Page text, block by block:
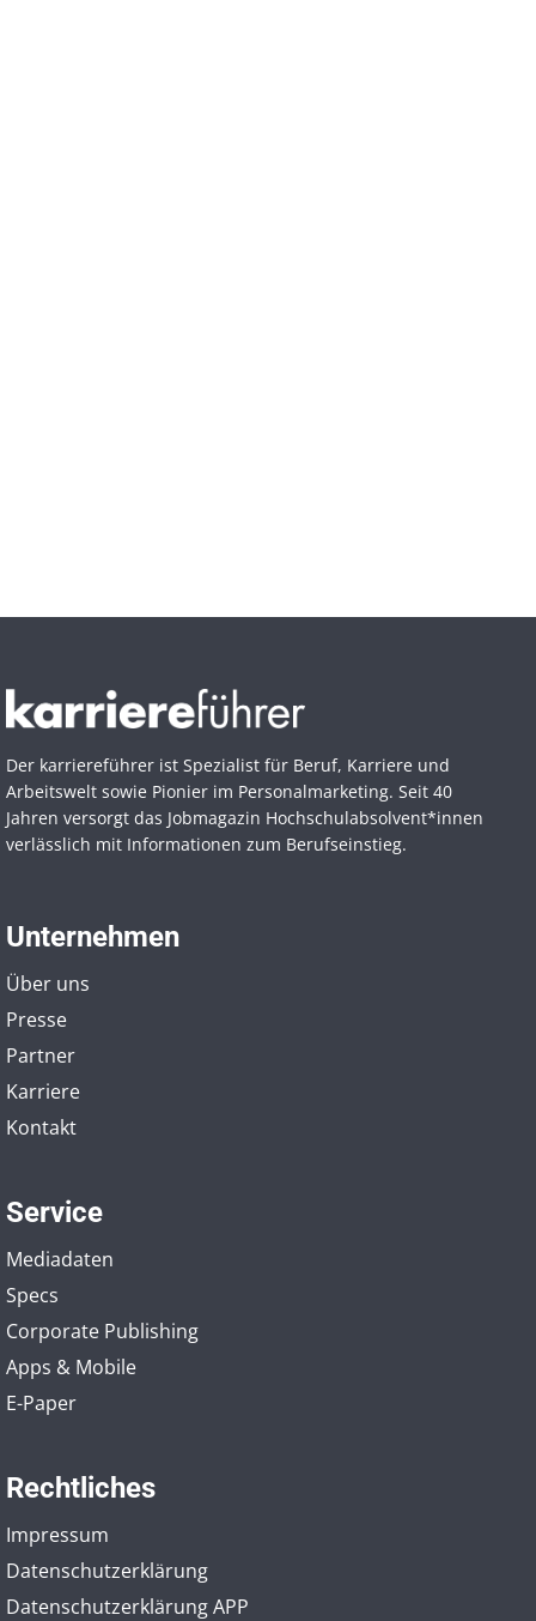
Der karriereführer ist Spezialist für Beruf, Karriere und
Arbeitswelt sowie Pionier im Personal­marketing. Seit 40
Jahren versorgt das Jobmagazin Hochschul­absolvent*innen
verlässlich mit Informationen zum Berufseinstieg.
Unternehmen
Über uns
Presse
Partner
Karriere
Kontakt
Service
Mediadaten
Specs
Corporate Publishing
Apps & Mobile
E-Paper
Rechtliches
Impressum
Datenschutzerklärung
Datenschutzerklärung APP